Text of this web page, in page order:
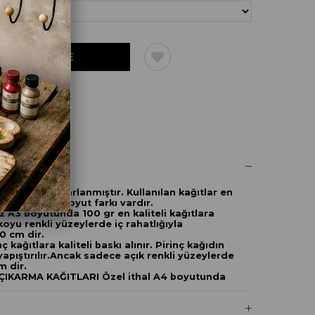
YAZ
sizin için tasarlanmıştır. Kullanılan kağıtlar en
arasında boyut farkı vardır.
A3 boyutunda 100 gr en kaliteli kağıtlara
renkli yüzeylerde iç rahatlığıyla
cm dir.
kağıtlara kaliteli baskı alınır. Pirinç kağıdın
sadece açık renkli yüzeylerde
dir.
ÇIKARMA KAĞITLARI Özel ithal A4 boyutunda
yıkamaya elverişli hale gelir.